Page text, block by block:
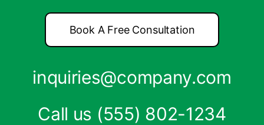
Book A Free Consultation
inquiries@company.com
Call us (555) 802-1234